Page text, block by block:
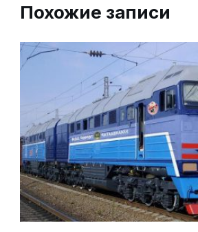
Похожие записи